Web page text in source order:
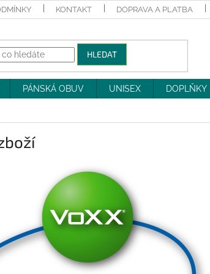
KONTAKT DOPRAVA A PLATBA
HLEDAT
PÁNSKÁ OBUV UNISEX DOPLŇKY